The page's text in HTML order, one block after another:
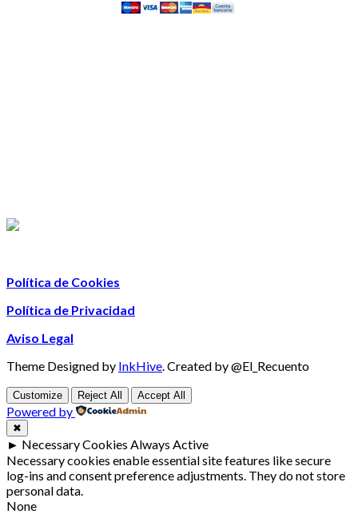
Política de Cookies
Política de Privacidad
Aviso Legal
Theme Designed by InkHive.Created by @El_Recuento
Customize Reject All Accept All
Powered by
✖
► Necessary Cookies Always Active
Necessary cookies enable essential site features like secure
log-ins and consent preference adjustments. They do not store
personal data.
None